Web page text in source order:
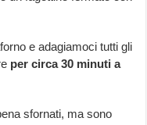
e adagiamoci tutti gli
per circa 30 minuti a
sfornati, ma sono